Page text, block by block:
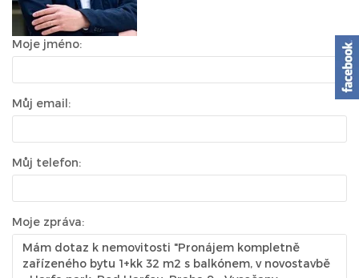
Moje jméno:
Můj email:
Můj telefon:
Moje zpráva: